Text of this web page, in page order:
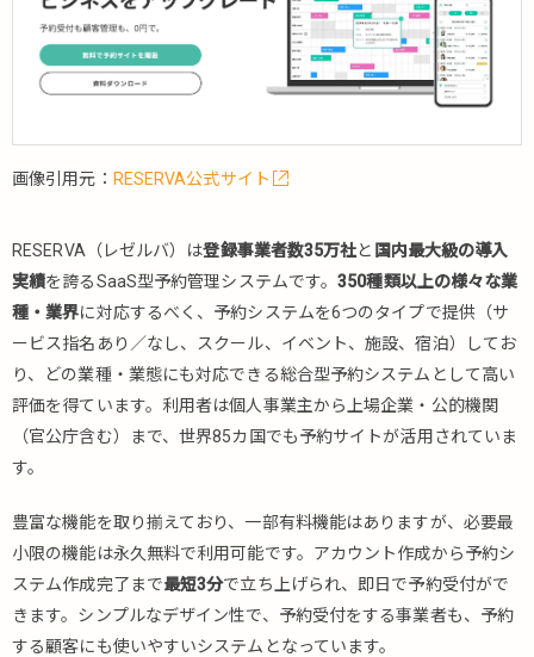
2.
紹介
①）
RESERVA
2.2.
yoyakul.jp
3.
美容
室・
サロ
機能
（両
社比
②）
画像引用元： RESERVA公式サイト
RESERVA（レゼルバ）は登録事業者数35万社と 国内最大級の導入
実績を誇るSaaS型予約管理システムです。350種類以上の様々な業
種・業界に対応するべく、予約システムを6つのタイプで提供（サ
ービス指名あり／なし、スクール、イベント、施設、宿泊）してお
り、どの業種・業態にも対応できる総合型予約システムとして高い
評価を得ています。利用者は個人事業主から上場企業・公的機関
（官公庁含む）まで、世界85カ国でも予約サイトが活用されていま
す。
豊富な機能を取り揃えており、一部有料機能はありますが、必要最
小限の機能は永久無料で利用可能です。アカウント作成から予約シ
ステム作成完了まで最短3分で立ち上げられ、即日で予約受付がで
きます。シンプルなデザイン性で、予約受付をする事業者も、予約
する顧客にも使いやすいシステムとなっています。